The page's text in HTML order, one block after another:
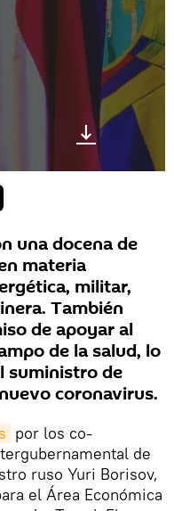
una docena de
materia
militar,
También
de apoyar al
de la salud, lo
suministro de
coronavirus.
por los co-
de
ruso Yuri Borisov,
el Área Económica